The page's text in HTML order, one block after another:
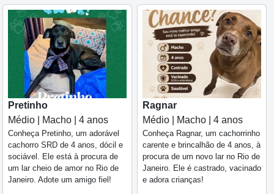
Pretinho
Médio | Macho | 4 anos
Conheça Pretinho, um adorável
cachorro SRD de 4 anos, dócil e
sociável. Ele está à procura de
um lar cheio de amor no Rio de
Janeiro. Adote um amigo fiel!
Ragnar
Médio | Macho | 4 anos
Conheça Ragnar, um cachorrinho
carente e brincalhão de 4 anos, à
procura de um novo lar no Rio de
Janeiro. Ele é castrado, vacinado
e adora crianças!